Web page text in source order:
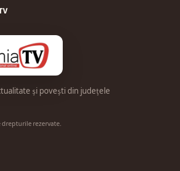
și povești din județele
drepturile rezervate.